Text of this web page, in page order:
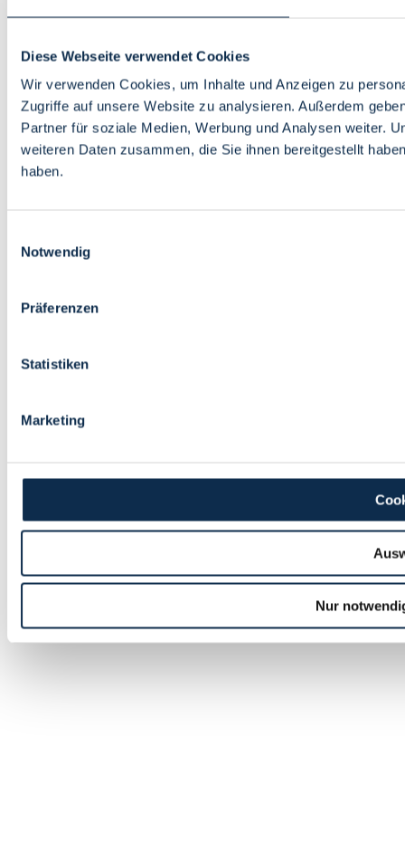
Diese Webseite verwendet Cookies
Wir verwenden Cookies, um Inhalte und Anzeigen zu
Zugriffe auf unsere Website zu analysieren. Außerdem
Partner für soziale Medien, Werbung und Analysen weiter.
weiteren Daten zusammen, die Sie ihnen bereitgestellt
haben.
Notwendig
Präferenzen
Statistiken
Marketing
Nur